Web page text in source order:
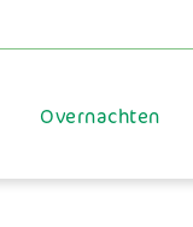
Overnachten